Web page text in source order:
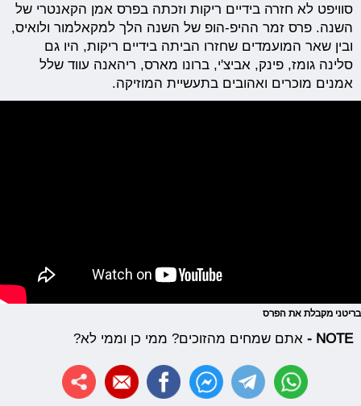
סוויפט לא חזרה בידיים ריקות וזכתה בפרס אמן הקאנטרי של
השנה. פרס זמר ההיפ-הופ של השנה הלך למקאלמור ולואיס,
ובין שאר המועמדים שחזרו הביתה בידיים ריקות, היו גם
סלינה גומז, פינק, אביצ'י, ברונו מארס, ריהאנה עווד שלל
אמנים מוכרים ואהובים בתעשיית המוזיקה.
בריטני מקבלת את הפרס
NOTE - אתם שמחים מהזוכים? ממי כן וממי לא?